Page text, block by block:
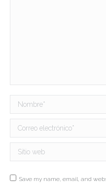
Nombre *
Correo electrónico *
Sitio web
Save my name, email, and